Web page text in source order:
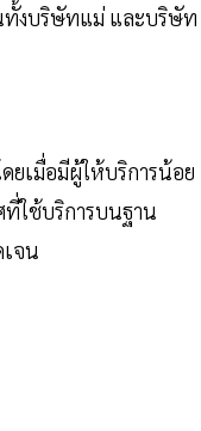
ทั้งบริษัทแม่ และบริษัท
ยเมื่อมีผู้ให้บริการน้อย
ที่ใช้บริการบนฐาน
จน